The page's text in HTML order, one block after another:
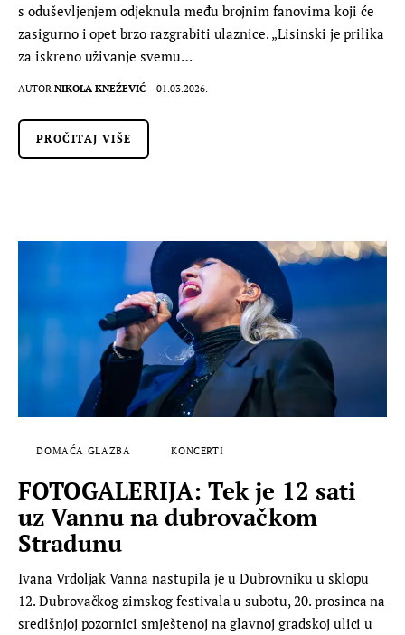
s oduševljenjem odjeknula među brojnim fanovima koji će
zasigurno i opet brzo razgrabiti ulaznice. „Lisinski je prilika
za iskreno uživanje svemu…
AUTOR NIKOLA KNEŽEVIĆ 01.03.2026.
PROČITAJ VIŠE
DOMAĆA GLAZBA KONCERTI
FOTOGALERIJA: Tek je 12 sati
uz Vannu na dubrovačkom
Stradunu
Ivana Vrdoljak Vanna nastupila je u Dubrovniku u sklopu
12. Dubrovačkog zimskog festivala u subotu, 20. prosinca na
središnjoj pozornici smještenoj na glavnoj gradskoj ulici u